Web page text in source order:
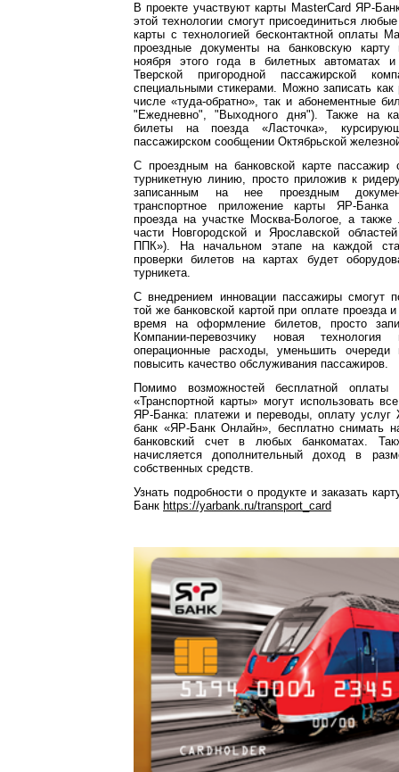
В проекте участвуют карты MasterCard ЯР-
этой технологии смогут присоединиться
карты с технологией бесконтактной оплаты
проездные документы на банковскую
ноября этого года в билетных автоматах и
Тверской пригородной пассажирской
специальными стикерами. Можно записать
числе «туда-обратно», так и абонементные
"Ежедневно", "Выходного дня"). Также на
билеты на поезда «Ласточка»,
пассажирском сообщении Октябрьской
С проездным на банковской карте пассажир
турникетную линию, просто приложив к
записанным на нее проездным
транспортное приложение карты ЯР-
проезда на участке Москва-Бологое, а
части Новгородской и Ярославской
ППК»). На начальном этапе на каждой
проверки билетов на картах будет
турникета.
С внедрением инновации пассажиры смогут
той же банковской картой при оплате проезда
время на оформление билетов, просто
Компании-перевозчику новая технология
операционные расходы, уменьшить
повысить качество обслуживания пассажиров.
Помимо возможностей бесплатной оплаты
«Транспортной карты» могут использовать
ЯР-Банка: платежи и переводы, оплату услуг
банк «ЯР-Банк Онлайн», бесплатно снимать
банковский счет в любых банкоматах.
начисляется дополнительный доход в
собственных средств.
Узнать подробности о продукте и заказать
Банк https://yarbank.ru/transport_card